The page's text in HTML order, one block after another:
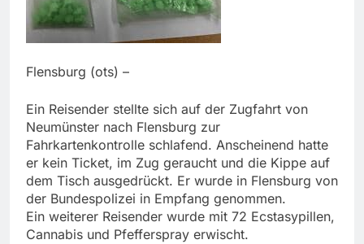
Flensburg (ots) –
Ein Reisender stellte sich auf der Zugfahrt von
Neumünster nach Flensburg zur
Fahrkartenkontrolle schlafend. Anscheinend hatte
er kein Ticket, im Zug geraucht und die Kippe auf
dem Tisch ausgedrückt. Er wurde in Flensburg von
der Bundespolizei in Empfang genommen.
Ein weiterer Reisender wurde mit 72 Ecstasypillen,
Cannabis und Pfefferspray erwischt.